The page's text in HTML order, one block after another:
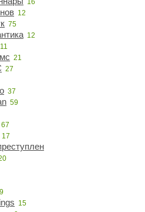
12
75
12
11
21
27
37
59
67
17
9
15